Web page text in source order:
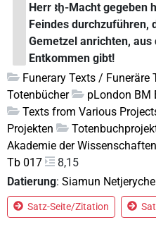
Herr ꜣḫ-Macht gegeben
Feindes durchzuführen,
Gemetzel anrichten,
Entkommen gibt!
Funerary Texts / Funeräre
Totenbücher
pLondon BM
Texts from Various
Projekten
Akademie der Wissenschaften
Tb 017
8,15
Datierung: Siamun
Satz-Seite/Zitation